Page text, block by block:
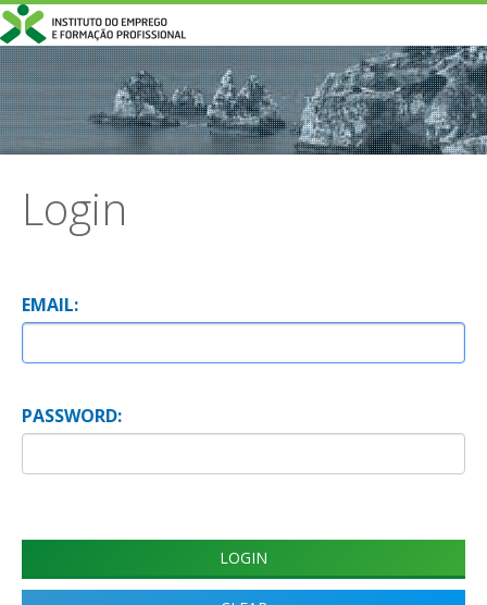
Login
EMAIL:
PASSWORD: